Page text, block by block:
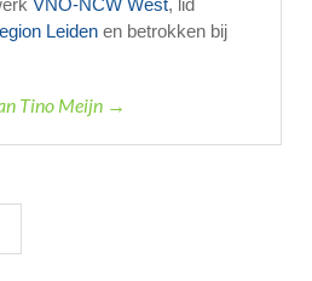
VNO-NCW West, lid
Leiden en betrokken bij
Tino Meijn →